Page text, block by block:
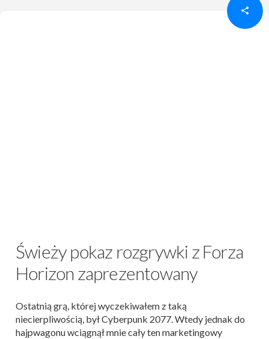
Świeży pokaz rozgrywki z Forza
Horizon zaprezentowany
Ostatnią grą, której wyczekiwałem z taką
niecierpliwością, był Cyberpunk 2077. Wtedy jednak do
hajpwagonu wciągnął mnie cały ten marketingowy